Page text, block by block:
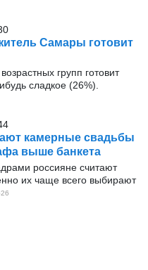
Самары готовит
групп готовит
сладкое (26%).
камерные свадьбы
выше банкета
россияне считают
их чаще всего выбирают